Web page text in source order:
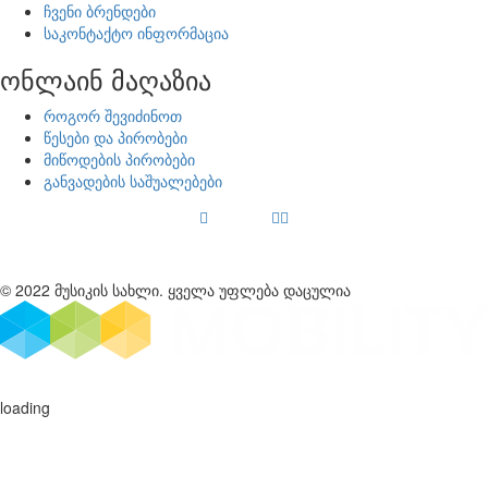
ჩვენი ბრენდები
საკონტაქტო ინფორმაცია
ონლაინ მაღაზია
როგორ შევიძინოთ
წესები და პირობები
მიწოდების პირობები
განვადების საშუალებები
© 2022 მუსიკის სახლი. ყველა უფლება დაცულია
loading